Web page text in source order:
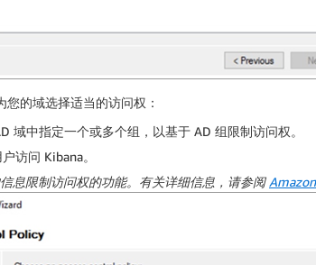
您的域选择适当的访问权：
域中指定一个或多个组，以基于 AD 组限制访问权。
访问 Kibana。
息限制访问权的功能。有关详细信息，请参阅